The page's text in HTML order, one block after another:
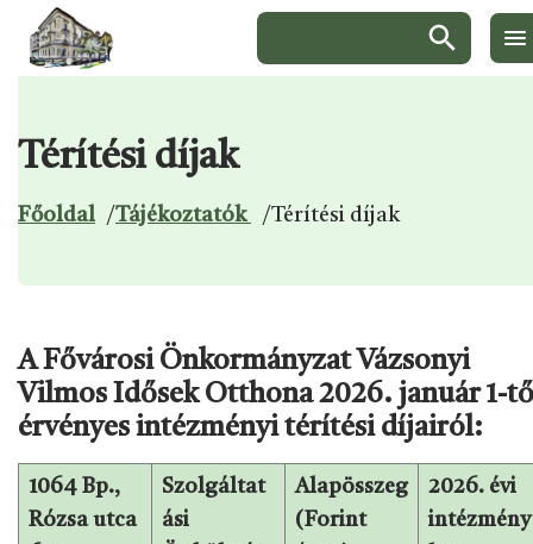
Ugrás a menüre
Ugrás a tartalomra
Ugrás a láblécre
Keresés:
Térítési díjak
Főoldal /Tájékoztatók /Térítési díjak
A Fővárosi Önkormányzat Vázsonyi
Vilmos Idősek Otthona 2026. január 1-
érvényes intézményi térítési díjairól:
1064 Bp.,
Rózsa utca
Szolgáltat
ási
Alapösszeg
(Forint
2026. évi
intézmény